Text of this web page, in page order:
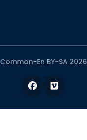
Common-En BY-SA 2026
Facebook
Vimeo